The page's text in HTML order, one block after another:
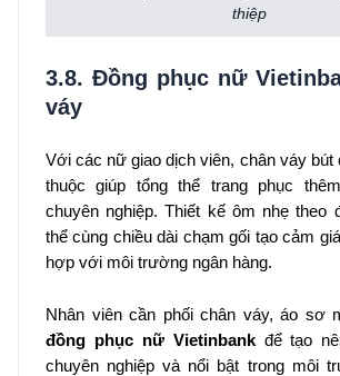
thiệp
3.8. Đồng phục nữ
váy
Với các nữ giao dịch viên, chân váy bút
thuộc giúp tổng thể trang phục
chuyên nghiệp. Thiết kế ôm nhẹ theo
thể cùng chiều dài chạm gối tạo cảm
hợp với môi trường ngân hàng.
Nhân viên cần phối chân váy, áo sơ
đồng phục nữ Vietinbankđể tạo
chuyên nghiệp và nổi bật trong môi